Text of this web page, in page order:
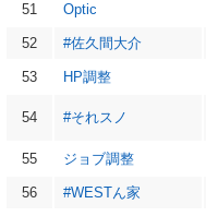
51 Optic
52 #佐久間大介
53 HP調整
54 #それスノ
55 ジョブ調整
56 #WESTん家